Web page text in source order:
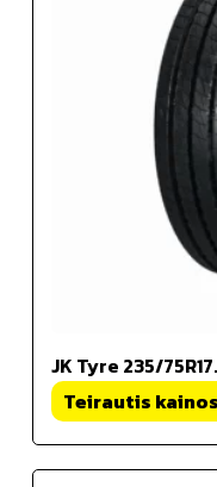
JK Tyre 235/
Teirautis kainos